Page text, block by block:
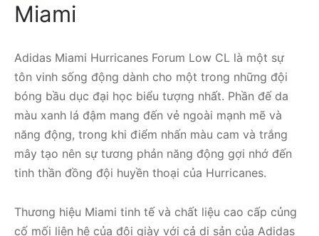
Miami
Adidas Miami Hurricanes Forum Low CL là một sự
tôn vinh sống động dành cho một trong những đội
bóng bầu dục đại học biểu tượng nhất. Phần đế da
màu xanh lá đậm mang đến vẻ ngoài mạnh mẽ và
năng động, trong khi điểm nhấn màu cam và trắng
mây tạo nên sự tương phản năng động gợi nhớ đến
tinh thần đồng đội huyền thoại của Hurricanes.
Thương hiệu Miami tinh tế và chất liệu cao cấp củng
cố mối liên hệ của đôi giày với cả di sản của Adidas